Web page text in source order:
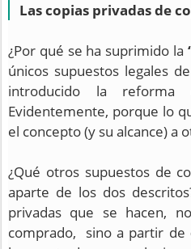
Las copias privadas de
¿Por qué se ha suprimido la
únicos supuestos legales
introducido la
Evidentemente, porque lo
el concepto (y su alcance) a
¿Qué otros supuestos de
aparte de los dos
privadas que se hacen,
comprado, sino a partir de